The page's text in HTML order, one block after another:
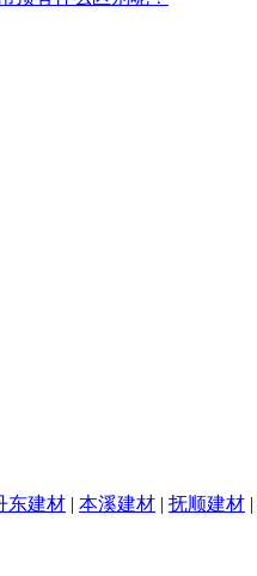
东建材 | 本溪建材 | 抚顺建材 |